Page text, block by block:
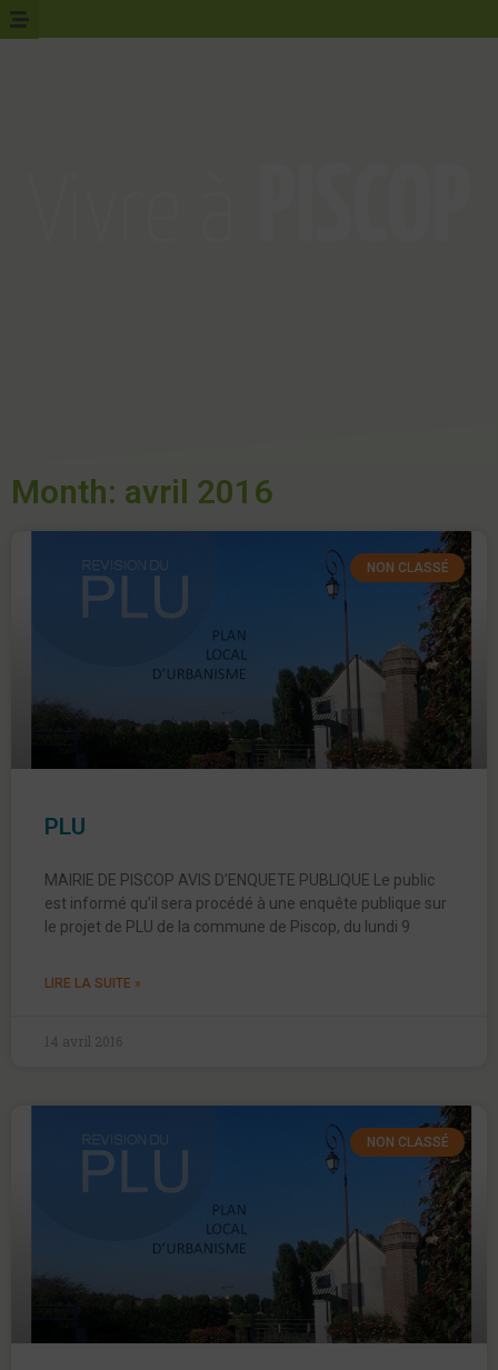
Month: avril 2016
NON CLASSÉ
PLU
MAIRIE DE PISCOP AVIS D’ENQUETE PUBLIQUE Le public
est informé qu’il sera procédé à une enquête publique sur
le projet de PLU de la commune de Piscop, du lundi 9
LIRE LA SUITE »
14 avril 2016
NON CLASSÉ